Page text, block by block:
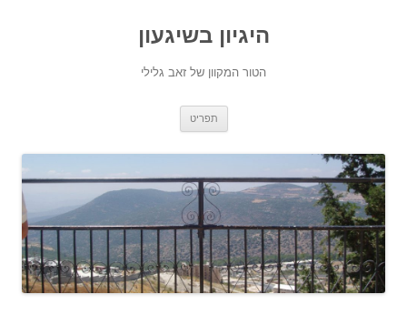
היגיון בשיגעון
הטור המקוון של זאב גלילי
תפריט